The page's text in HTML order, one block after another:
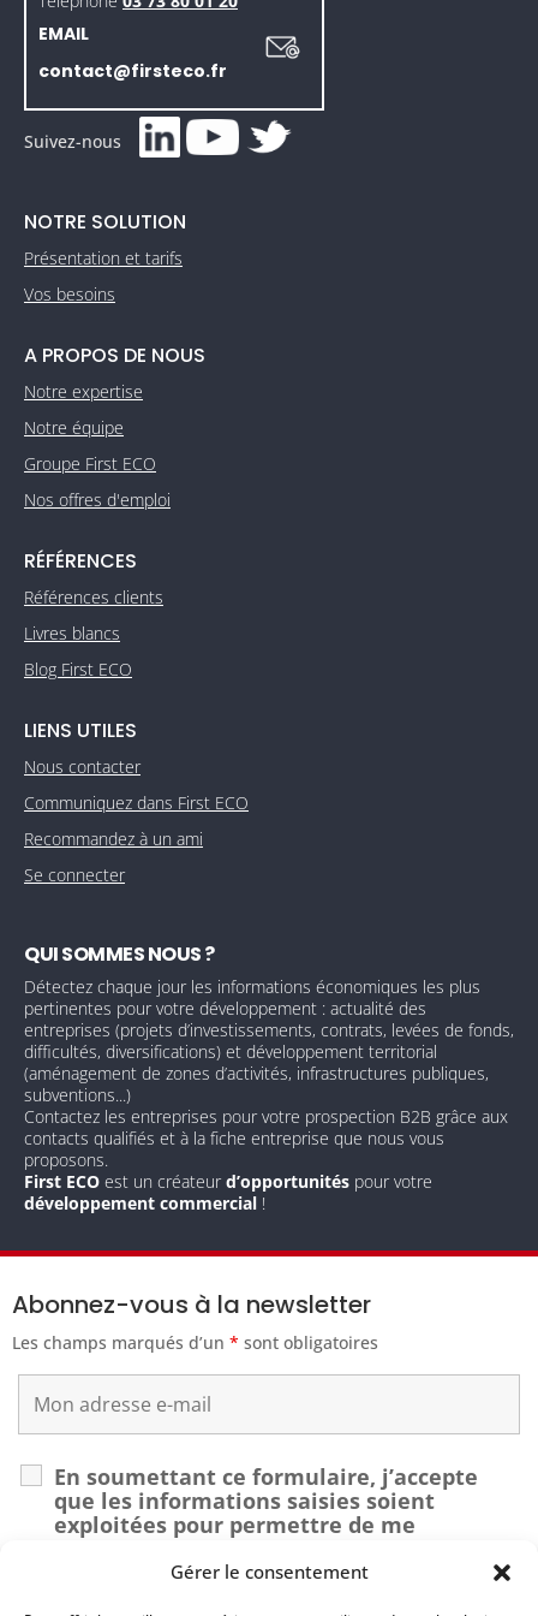
Gérer le consentement
EMAIL
contact@firsteco.fr
Suivez-nous
NOTRE SOLUTION
Présentation et tarifs
Vos besoins
A PROPOS DE NOUS
Notre expertise
Notre équipe
Groupe First ECO
Nos offres d'emploi
RÉFÉRENCES
Références clients
Livres blancs
Blog First ECO
LIENS UTILES
Nous contacter
Communiquez dans First ECO
Recommandez à un ami
Se connecter
QUI SOMMES NOUS ?
Détectez chaque jour les informations économiques les plus
pertinentes pour votre développement : actualité des
entreprises (projets d’investissements, contrats, levées de fonds,
difficultés, diversifications) et développement territorial
(aménagement de zones d’activités, infrastructures publiques,
subventions...)
Contactez les entreprises pour votre prospection B2B grâce aux
contacts qualifiés et à la fiche entreprise que nous vous
proposons.
First ECO est un créateurd’opportunités pour votre
développement commercial !
Abonnez-vous à la newsletter
Les champs marqués d’un * sont obligatoires
En soumettant ce formulaire, j’accepte
que les informations saisies soient
exploitées pour permettre de me